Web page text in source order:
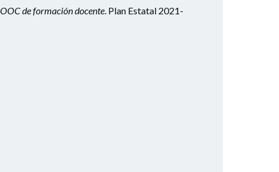
de formación docente. Plan Estatal 2021-